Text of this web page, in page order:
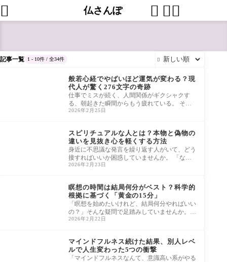
仏さんぽ  

記事一覧 1 - 10件 / 全34件 
般若心経でやばいほど運気が変わる？現
代人が驚く276文字の奇跡
仕事でミスが続く、人間関係がギクシャクす
る、朝起きた瞬間からもう疲れている。 そん
な状態が続いているとしたら、心のどこか
2026年2月25日
スピリチュアルな人とは？本物と偽物の
違いを見抜き心を軽くする方法
身近に不思議な発言を繰り返す人がいて、どう
接すればいいか困惑していませんか。 「なん
だか怪しいけれど、否定するのも気が引
2026年2月23日
瞑想の時間は結局何分がベスト？科学的
根拠に基づく「黄金の15分」
「瞑想を始めたいけれど、結局何分やればいい
の？」そんな疑問で足踏みしていませんか。 5
分では物足りない気がするし、20分は長
2026年2月22日
マインドフルネス続けた結果、別人レベ
ルで人生変わった5つの衝撃
「マインドフルネスなんて、意識高い系がやる